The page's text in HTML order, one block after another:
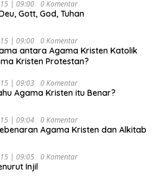
| 09:00 0 Komentar
Gott, God, Tuhan
| 09:00 0 Komentar
antara Agama Kristen Katolik
Kristen Protestan?
| 09:03 0 Komentar
Agama Kristen itu Benar?
| 09:04 0 Komentar
Agama Kristen dan Alkitab
| 09:05 0 Komentar
Injil